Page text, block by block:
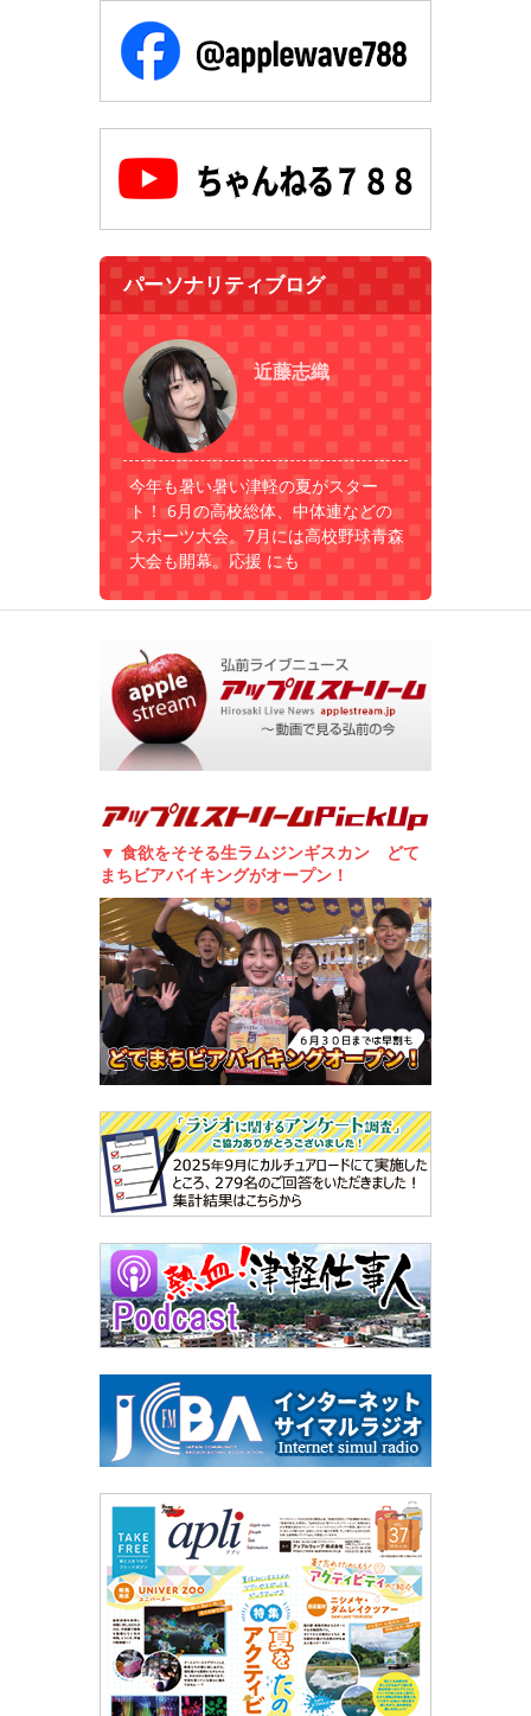
パーソナリティブログ
近藤志織
今年も暑い暑い津軽の夏がスター
ト！ 6月の高校総体、中体連などの
スポーツ大会。7月には高校野球青森
大会も開幕。応援 にも
▼ 食欲をそそる生ラムジンギスカン どて
まちビアバイキングがオープン！